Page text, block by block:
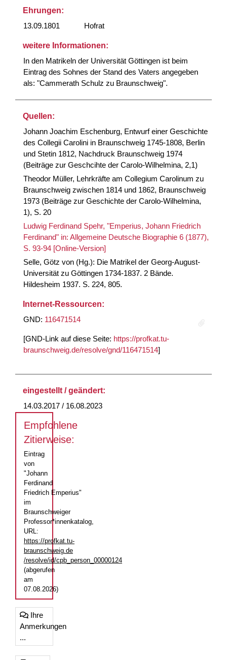
Ehrungen:
13.09.1801
Hofrat
weitere Informationen:
In den Matrikeln der Universität Göttingen ist beim
Eintrag des Sohnes der Stand des Vaters angegeben
als: "Cammerath Schulz zu Braunschweig".
Quellen:
Johann Joachim Eschenburg, Entwurf einer Geschichte
des Collegii Carolini in Braunschweig 1745-1808, Berlin
und Stetin 1812, Nachdruck Braunschweig 1974
(Beiträge zur Geschcihte der Carolo-Wilhelmina, 2,1)
Theodor Müller, Lehrkräfte am Collegium Carolinum zu
Braunschweig zwischen 1814 und 1862, Braunschweig
1973 (Beiträge zur Geschichte der Carolo-Wilhelmina,
1), S. 20
Ludwig Ferdinand Spehr, "Emperius, Johann Friedrich
Ferdinand" in: Allgemeine Deutsche Biographie 6 (1877),
S. 93-94 [Online-Version]
Selle, Götz von (Hg.): Die Matrikel der Georg-August-
Universität zu Göttingen 1734-1837. 2 Bände.
Hildesheim 1937. S. 224, 805.
Internet-Ressourcen:
GND: 116471514
[GND-Link auf diese Seite: https://profkat.tu-
braunschweig.de/resolve/gnd/116471514]
eingestellt / geändert:
14.03.2017 / 16.08.2023
Empfohlene
Zitierweise:
Eintrag
von
"Johann
Ferdinand
Friedrich Emperius"
im
Braunschweiger
Professor*innenkatalog,
URL:
https://profkat.tu-
braunschweig.de
/resolve/id/cpb_person_00000124
(abgerufen
am
07.08.2026)
Ihre
Anmerkungen
...